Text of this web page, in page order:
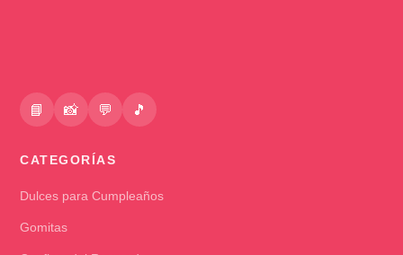
📘 📸 💬 🎵
CATEGORÍAS
Dulces para Cumpleaños
Gomitas